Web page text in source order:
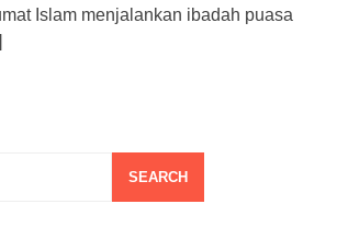
Islam menjalankan ibadah puasa
SEARCH